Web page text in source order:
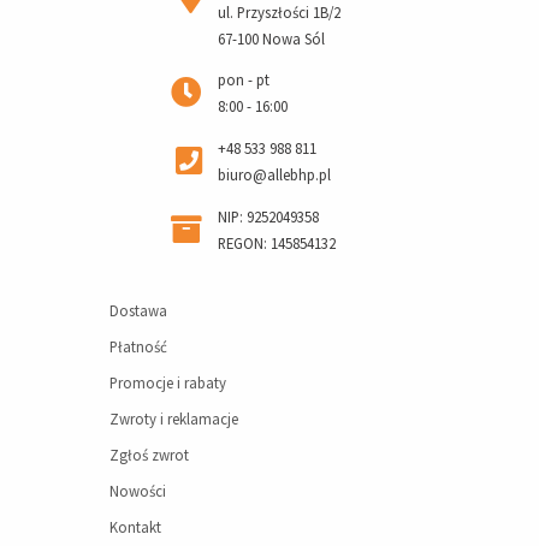
ul. Przyszłości 1B/2
67-100 Nowa Sól
pon - pt
8:00 - 16:00
+48 533 988 811
biuro@allebhp.pl
NIP: 9252049358
REGON: 145854132
Dostawa
Płatność
Promocje i rabaty
Zwroty i reklamacje
Zgłoś zwrot
Nowości
Kontakt